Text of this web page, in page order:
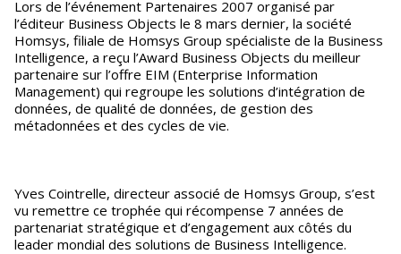
Lors de l’événement Partenaires 2007 organisé par
l’éditeur Business Objects le 8 mars dernier, la société
Homsys, filiale de Homsys Group spécialiste de la Business
Intelligence, a reçu l’Award Business Objects du meilleur
partenaire sur l’offre EIM (Enterprise Information
Management) qui regroupe les solutions d’intégration de
données, de qualité de données, de gestion des
métadonnées et des cycles de vie.
Yves Cointrelle, directeur associé de Homsys Group, s’est
vu remettre ce trophée qui récompense 7 années de
partenariat stratégique et d’engagement aux côtés du
leader mondial des solutions de Business Intelligence.